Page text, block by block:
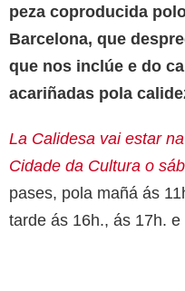
peza coproducida
Barcelona, que
que nos inclúe e do
acariñadas pola
La Calidesa vai estar
Cidade da Cultura o
pases, pola mañá ás
tarde ás 16h., ás 17h. e